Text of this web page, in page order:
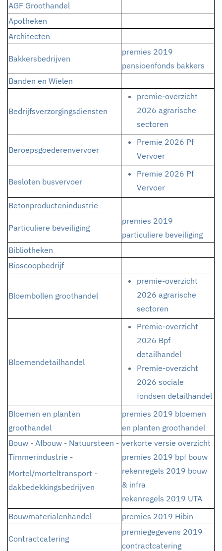
AGF Groothandel
Apotheken
Architecten
Bakkersbedrijven
premies 2019
pensioenfonds bakkers
Banden en Wielen
Bedrijfsverzorgingsdiensten
premie-overzicht
2026 agrarische
sectoren
Beroepsgoederenvervoer
Premie 2026 Pf
Vervoer
Besloten busvervoer
Premie 2026 Pf
Vervoer
Betonproductenindustrie
Particuliere beveiliging
premies 2019
particuliere beveiliging
Bibliotheken
Bioscoopbedrijf
Bloembollen groothandel
premie-overzicht
2026 agrarische
sectoren
Bloemendetailhandel
Premie-overzicht
2026 Bpf
detailhandel
Premie-overzicht
2026 sociale
fondsen detailhandel
Bloemen en planten
groothandel
premies 2019 bloemen
en planten groothandel
Bouw - Afbouw - Natuursteen -
Timmerindustrie -
Mortel/morteltransport -
dakbedekkingsbedrijven
verkorte versie overzicht
premies 2019 bpf bouw
rekenregels 2019 bouw
& infra
rekenregels 2019 UTA
Bouwmaterialenhandel
premies 2019 Hibin
Contractcatering
premiegegevens 2019
contractcatering